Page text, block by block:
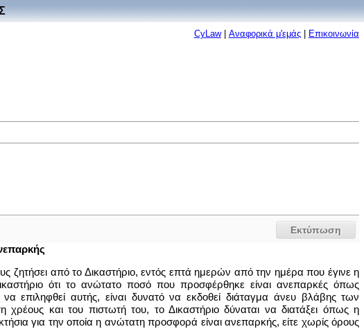
CyLaw| Αναφορικά μ'εμάς| Επικοινωνία
Εκτύπωση
από το Δικαστήριο, εντός επτά ημερών από την ημέρα που έγινε η
ότι το ανώτατο ποσό που προσφέρθηκε είναι ανεπαρκές όπως
επιληφθεί αυτής, είναι δυνατό να εκδοθεί διάταγμα άνευ βλάβης των
και του πιστωτή του, το Δικαστήριο δύναται να διατάξει όπως η
για την οποία η ανώτατη προσφορά είναι ανεπαρκής, είτε χωρίς όρους